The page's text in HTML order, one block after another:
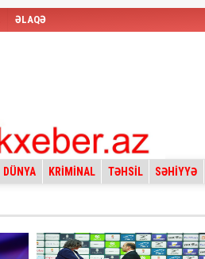
ƏLAQƏ
DÜNYA KRİMİNAL TƏHSİL SƏHİYYƏ